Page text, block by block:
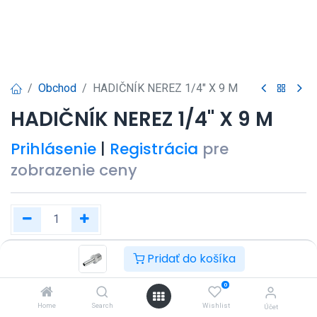
Pridať do košíka
Home Search
0
Wishlist Účet
Obchod HADIČNÍK NEREZ 1/4" X 9 M
HADIČNÍK NEREZ 1/4" X 9 M
Prihlásenie | Registrácia pre
zobrazenie ceny
Pridať do košíka Kúpiť teraz
Pridať do zoznamu želaní